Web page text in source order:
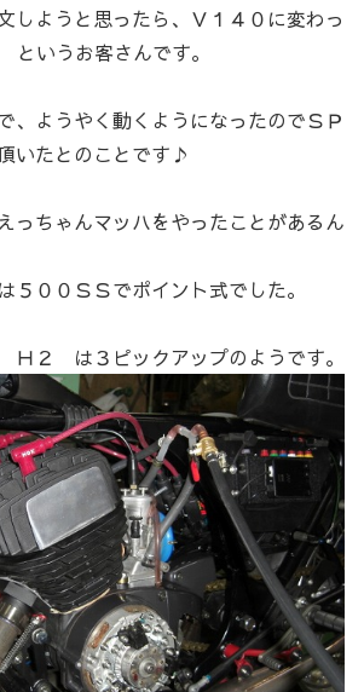
しようと思ったら、Ｖ１４０に変わっ
いうお客さんです。
、ようやく動くようになったのでＳＰ
いたとのことです♪
ちゃんマッハをやったことがあるん
５００ＳＳでポイント式でした。
２ は３ピックアップのようです。